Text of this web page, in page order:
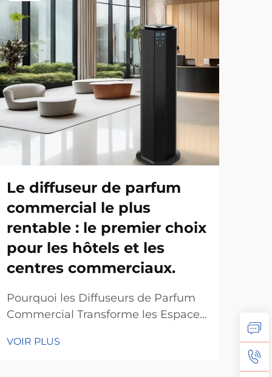
Le diffuseur de parfum
commercial le plus
rentable : le premier choix
pour les hôtels et les
centres commerciaux.
Pourquoi les Diffuseurs de Parfum
Commercial Transforme les Espaces
l'Odeur dans l'Expérience ClientLe
VOIR PLUS
de